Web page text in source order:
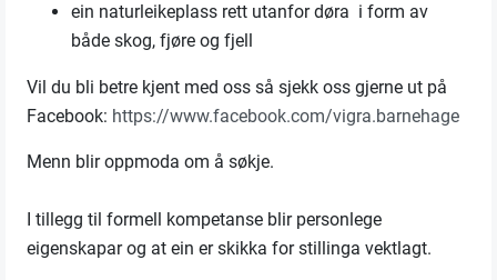
ein naturleikeplass rett utanfor døra i form av
både skog, fjøre og fjell
Vil du bli betre kjent med oss så sjekk oss gjerne ut på
Facebook: https://www.facebook.com/vigra.barnehage
Menn blir oppmoda om å søkje.
I tillegg til formell kompetanse blir personlege
eigenskapar og at ein er skikka for stillinga vektlagt.